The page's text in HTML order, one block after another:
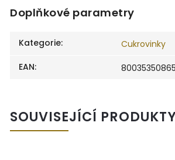
Doplňkové parametry
Kategorie:
Cukrovinky
EAN:
SOUVISEJÍCÍ